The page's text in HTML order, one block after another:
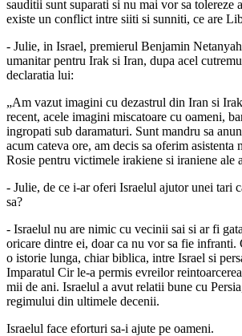
sauditii sunt suparati si nu mai vor sa tolereze
existe un conflict intre siiti si sunniti, ce are
- Julie, in Israel, premierul Benjamin
umanitar pentru Irak si Iran, dupa acel
declaratia lui:
„Am vazut imagini cu dezastrul din Iran si
recent, acele imagini miscatoare cu oameni,
ingropati sub daramaturi. Sunt mandru sa
acum cateva ore, am decis sa oferim asistenta
Rosie pentru victimele irakiene si iraniene ale
- Julie, de ce i-ar oferi Israelul ajutor unei tari
sa?
- Israelul nu are nimic cu vecinii sai si ar fi
oricare dintre ei, doar ca nu vor sa fie infranti.
o istorie lunga, chiar biblica, intre Israel si
Imparatul Cir le-a permis evreilor
mii de ani. Israelul a avut relatii bune cu
regimului din ultimele decenii.
Israelul face eforturi sa-i ajute pe oameni.